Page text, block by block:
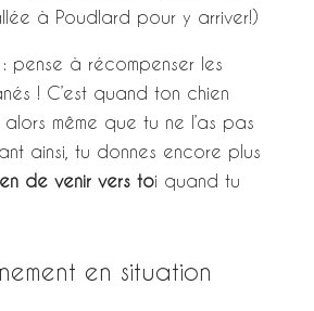
à Poudlard pour y arriver!)
pense à récompenser les
! C’est quand ton chien
même que tu ne l’as pas
ainsi, tu donnes encore plus
de venir vers toi quand tu
en situation